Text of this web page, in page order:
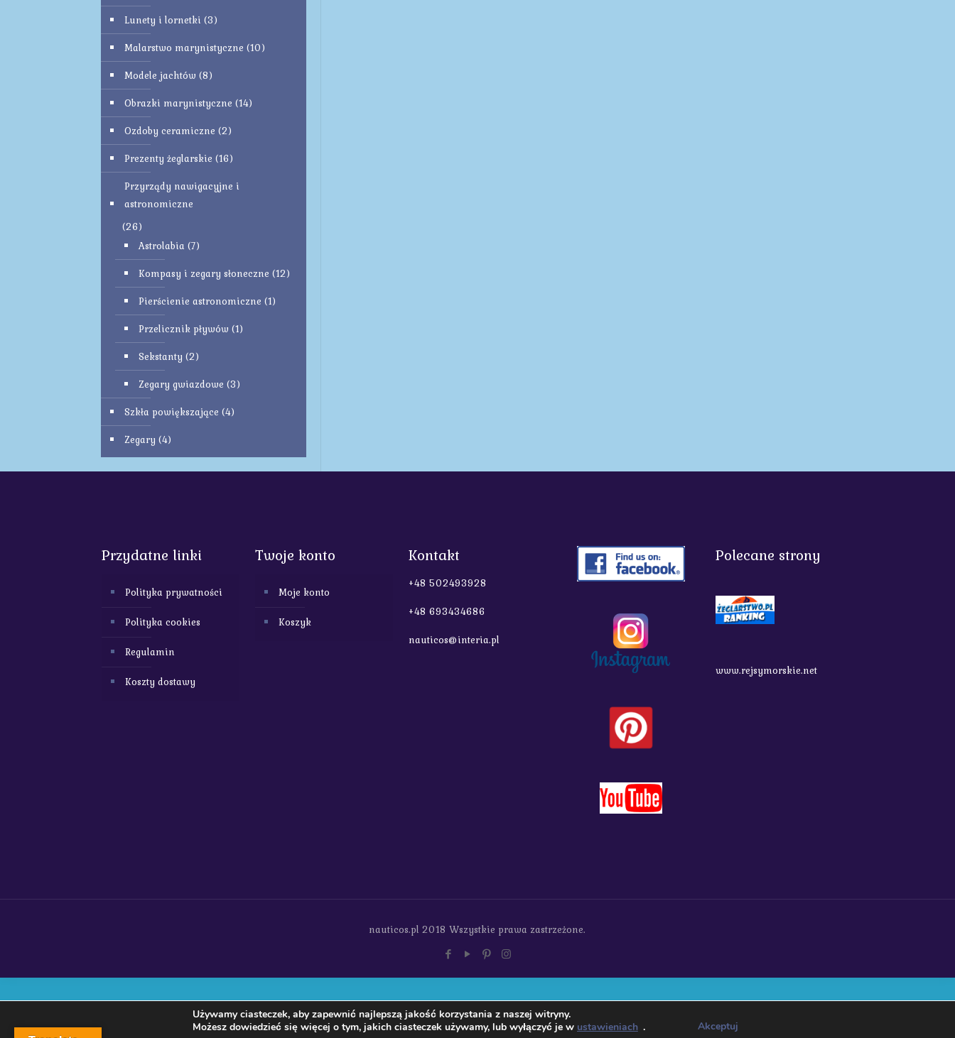
Lunety i lornetki (3)
Malarstwo marynistyczne (10)
Modele jachtów (8)
Obrazki marynistyczne (14)
Ozdoby ceramiczne (2)
Prezenty żeglarskie (16)
Przyrządy nawigacyjne i
astronomiczne
(26)
Astrolabia (7)
Kompasy i zegary słoneczne (12)
Pierścienie astronomiczne (1)
Przelicznik pływów (1)
Sekstanty (2)
Zegary gwiazdowe (3)
Szkła powiększające (4)
Zegary (4)
Przydatne linki
Polityka prywatności
Polityka cookies
Regulamin
Koszty dostawy
Twoje konto
Moje konto
Koszyk
Kontakt
+48 502493928
+48 693434686
nauticos@interia.pl
Polecane strony
www.rejsymorskie.net
nauticos.pl 2018 Wszystkie prawa zastrzeżone.
Używamy ciasteczek, aby zapewnić najlepszą jakość korzystania z naszej witryny.
Możesz dowiedzieć się więcej o tym, jakich ciasteczek używamy, lub wyłączyć je w ustawieniach . Akceptuj